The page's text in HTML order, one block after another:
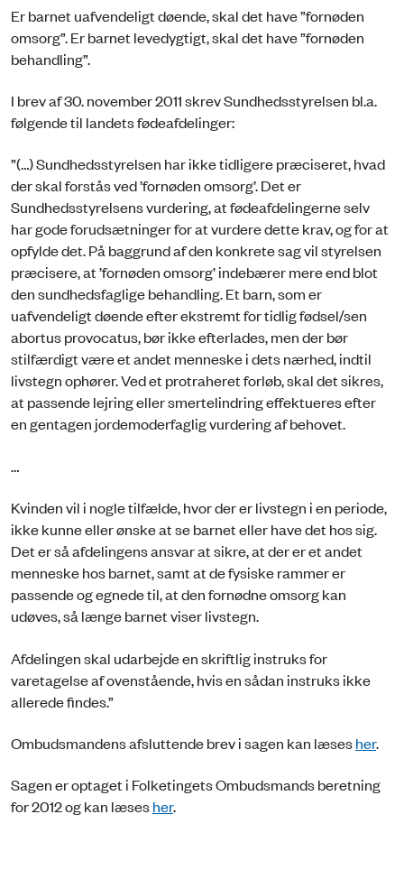
Er barnet uafvendeligt døende, skal det have ”fornøden
omsorg”. Er barnet levedygtigt, skal det have ”fornøden
behandling”.
I brev af 30. november 2011 skrev Sundhedsstyrelsen bl.a.
følgende til landets fødeafdelinger:
”(…) Sundhedsstyrelsen har ikke tidligere præciseret, hvad
der skal forstås ved ’fornøden omsorg’. Det er
Sundhedsstyrelsens vurdering, at fødeafdelingerne selv
har gode forudsætninger for at vurdere dette krav, og for at
opfylde det. På baggrund af den konkrete sag vil styrelsen
præcisere, at ’fornøden omsorg’ indebærer mere end blot
den sundhedsfaglige behandling. Et barn, som er
uafvendeligt døende efter ekstremt for tidlig fødsel/sen
abortus provocatus, bør ikke efterlades, men der bør
stilfærdigt være et andet menneske i dets nærhed, indtil
livstegn ophører. Ved et protraheret forløb, skal det sikres,
at passende lejring eller smertelindring effektueres efter
en gentagen jordemoderfaglig vurdering af behovet.
…
Kvinden vil i nogle tilfælde, hvor der er livstegn i en periode,
ikke kunne eller ønske at se barnet eller have det hos sig.
Det er så afdelingens ansvar at sikre, at der er et andet
menneske hos barnet, samt at de fysiske rammer er
passende og egnede til, at den fornødne omsorg kan
udøves, så længe barnet viser livstegn.
Afdelingen skal udarbejde en skriftlig instruks for
varetagelse af ovenstående, hvis en sådan instruks ikke
allerede findes.”
Ombudsmandens afsluttende brev i sagen kan læsesher.
Sagen er optaget i Folketingets Ombudsmands beretning
for 2012 og kan læsesher.